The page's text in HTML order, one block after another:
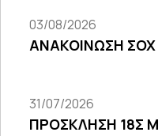
03/08/2026
ΑΝΑΚΟΙΝΩΣΗ
31/07/2026
ΠΡΟΣΚΛΗΣΗ 18Σ